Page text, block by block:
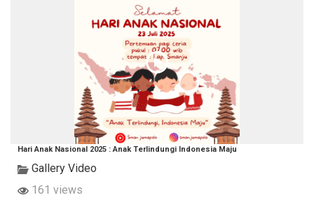
Hari Anak Nasional 2025 : Anak Terlindungi Indonesia Maju
Gallery Video
161 views